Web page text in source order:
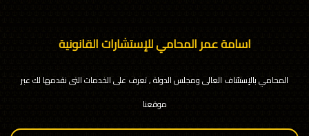
اسامة عمر المحامي للإستشارات القانونية
المحامي بالإستئناف العالى ومجلس الدولة , تعرف على الخدمات التى نقدمها لك عبر
موقعنا